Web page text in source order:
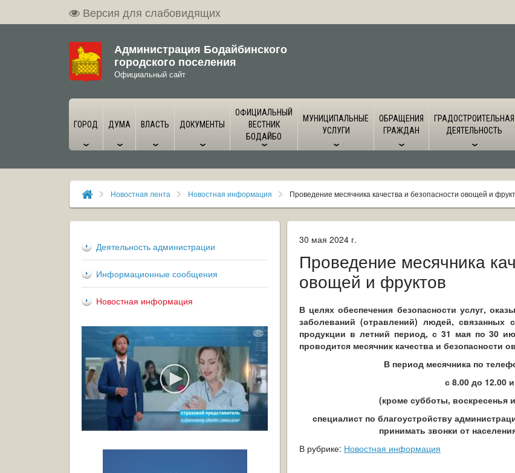
Версия для слабовидящих
Администрация Бодайбинского
городского поселения
Официальный сайт
ГОРОД ДУМА ВЛАСТЬ ДОКУМЕНТЫ
ОФИЦИАЛЬНЫЙ
ВЕСТНИК
БОДАЙБО
МУНИЦИПАЛЬНЫЕ
УСЛУГИ
ОБРАЩЕНИЯ
ГРАЖДАН
ГРАДОСТРОИТЕЛЬНАЯ
ДЕЯТЕЛЬНОСТЬ
Новостная лента Новостная информация Проведение месячника качества и безопасности овощей и
Деятельность администрации
Информационные сообщения
Новостная информация
30 мая 2024 г.
Проведение месячника
овощей и фруктов
В целях обеспечения безопасности услуг,
заболеваний (отравлений) людей, связанных
продукции в летний период, с 31 мая по 30
проводится месячник качества и безопасности
В период месячника по
с 8.00 до 12.00
(кроме субботы, воскресенья
специалист по благоустройству
принимать звонки от
В рубрике: Новостная информация